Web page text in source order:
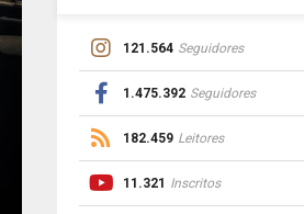
121.564 Seguidores
1.475.392 Seguidores
182.459 Leitores
11.321 Inscritos